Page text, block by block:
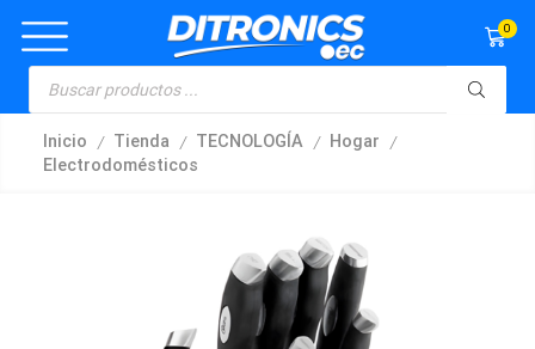
0
Inicio / Tienda / TECNOLOGÍA / Hogar /
Electrodomésticos